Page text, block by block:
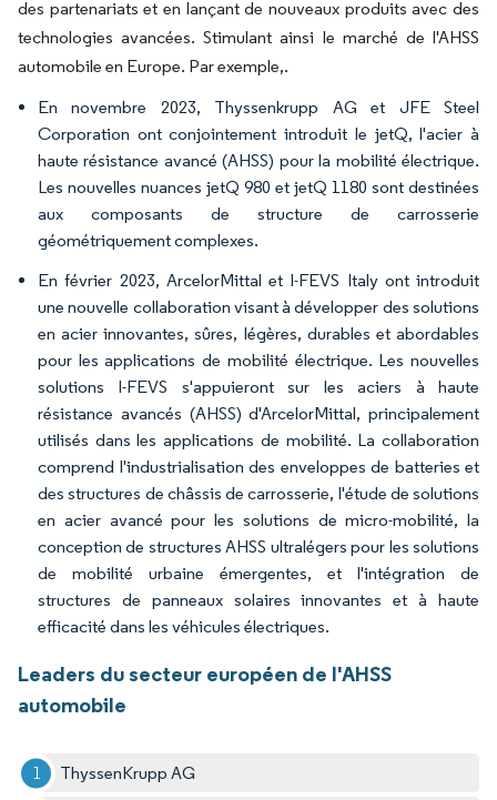
des partenariats et en lançant de nouveaux produits avec des
technologies avancées. Stimulant ainsi le marché de l'AHSS
automobile en Europe. Par exemple,.
En novembre 2023, Thyssenkrupp AG et JFE Steel
Corporation ont conjointement introduit le jetQ, l'acier à
haute résistance avancé (AHSS) pour la mobilité électrique.
Les nouvelles nuances jetQ 980 et jetQ 1180 sont destinées
aux composants de structure de carrosserie
géométriquement complexes.
En février 2023, ArcelorMittal et I-FEVS Italy ont introduit
une nouvelle collaboration visant à développer des solutions
en acier innovantes, sûres, légères, durables et abordables
pour les applications de mobilité électrique. Les nouvelles
solutions I-FEVS s'appuieront sur les aciers à haute
résistance avancés (AHSS) d'ArcelorMittal, principalement
utilisés dans les applications de mobilité. La collaboration
comprend l'industrialisation des enveloppes de batteries et
des structures de châssis de carrosserie, l'étude de solutions
en acier avancé pour les solutions de micro-mobilité, la
conception de structures AHSS ultralégers pour les solutions
de mobilité urbaine émergentes, et l'intégration de
structures de panneaux solaires innovantes et à haute
efficacité dans les véhicules électriques.
Leaders du secteur européen de l'AHSS
automobile
ThyssenKrupp AG